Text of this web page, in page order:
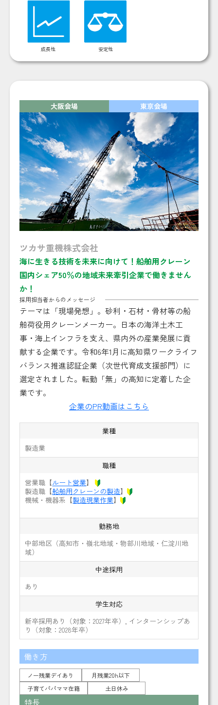
成長性 安定性
大阪会場 東京会場
ツカサ重機株式会社
海に生きる技術を未来に向けて！船舶用クレーン
国内シェア50％の地域未来牽引企業で働きません
か！
採用担当者からのメッセージ
テーマは「現場発想」。砂利・石材・骨材等の船
舶荷役用クレーンメーカー。日本の海洋土木工
事・海上インフラを支え、県内外の産業発展に貢
献する企業です。令和6年1月に高知県ワークライフ
バランス推進認証企業（次世代育成支援部門）に
選定されました。転勤「無」の高知に定着した企
業です。
企業のPR動画はこちら
業種
製造業
職種
営業職【ルート営業】
製造職【船舶用クレーンの製造】
機械・機器系【製造現業作業】
勤務地
中部地区（高知市・嶺北地域・物部川地域・仁淀川地
域）
中途採用
あり
学生対応
新卒採用あり（対象：2027年卒）, インターンシップあ
り（対象：2028年卒）
働き方
ノー残業デイあり
月残業20h以下
子育てパパママ在籍
土日休み
特長